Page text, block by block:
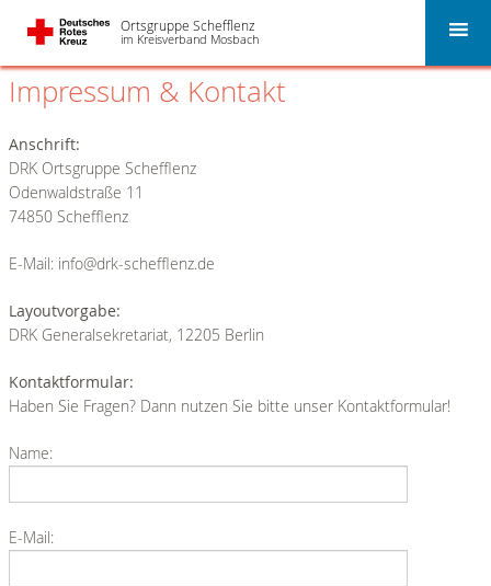
Ortsgruppe Schefflenz
im Kreisverband Mosbach
Impressum & Kontakt
Anschrift:
DRK Ortsgruppe Schefflenz
Odenwaldstraße 11
74850 Schefflenz
E-Mail: info@drk-schefflenz.de
Layoutvorgabe:
DRK Generalsekretariat, 12205 Berlin
Kontaktformular:
Haben Sie Fragen? Dann nutzen Sie bitte unser Kontaktformular!
Name:
E-Mail: